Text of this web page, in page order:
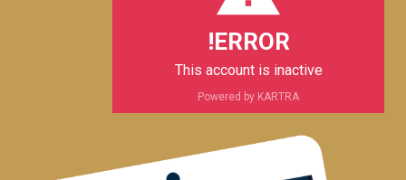
m
ERROR!
This account is inactive
Powered by KARTRA